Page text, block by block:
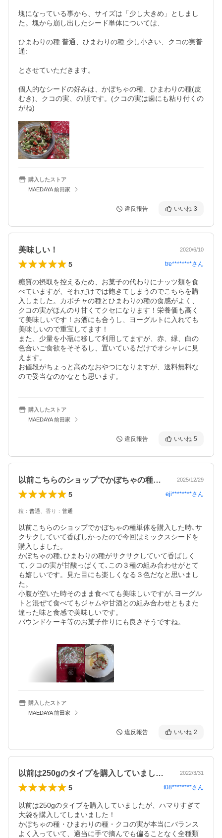
塊になっている事から、サイズは「少し大きめ」としまし
た。塊から崩し出したシード単体については、
ひまわりの種:普通、ひまわりの種:少し小さい、クコの実普
通:
とさせていただきます。
個人的なシードの好みは、かぼちゃの種、ひまわりの種(皮
むき)、クコの実、の順です。(クコの実は歯にも粘り付くの
がね)
購入したストア
MAEDAYA 前田家
違反報告 いいね 3
美味しい！ 2020/6/10
5 tre********さん
糖質の摂取を控えるため、お菓子の代わりにナッツ類を食
べていますが、それだけでは飽きてしまうのでこちらを購
入しました。カボチャの種とひまわりの種の食感がよく、
クコの実がほんのり甘くてクセになります！栄養価も高く
て美味しいです！お酒にも合うし、ヨーグルトに入れても
美味しいので重宝してます！
また、少量を小瓶に移して利用してますが、赤、緑、白の
色合いご食欲をそそるし、置いているだけでオシャレに見
えます。
お値段がちょっと高めなおやつになりますが、送料無料な
ので妥当なのかなとも思います。
購入したストア
MAEDAYA 前田家
違反報告 いいね 5
以前こちらのショップでかぼちゃの種単体… 2025/12/29
5 eji********さん
粒 ： 普通 香り ： 普通
以前こちらのショップでかぼちゃの種単体を購入した時､サ
クサクしていて香ばしかったので今回はミックスシードを
購入しました。
かぼちゃの種､ひまわりの種がサクサクしていて香ばしく
て､クコの実が甘酸っぱくて､この３種の組み合わせがとて
も嬉しいです。見た目にも楽しくなる３色だなと思いまし
た。
小腹が空いた時そのまま食べても美味しいですが､ヨーグル
トと混ぜて食べてもジャムや甘酒との組み合わせともまた
違った味と食感で美味しいです。
パウンドケーキ等のお菓子作りにも良さそうですね。
購入したストア
MAEDAYA 前田家
違反報告 いいね 2
以前は250gのタイプを購入していまし… 2022/3/31
5 t08********さん
以前は250gのタイプを購入していましたが、ハマりすぎて
大袋を購入してしまいました！
かぼちゃの種・ひまわりの種・クコの実が本当にバランス
よく入っていて、適当に手で摘んでも偏ることなく全種類